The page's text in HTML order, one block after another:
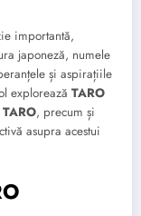
importantă,
japoneză, numele
și aspirațiile
explorează TARO
, precum și
asupra acestui